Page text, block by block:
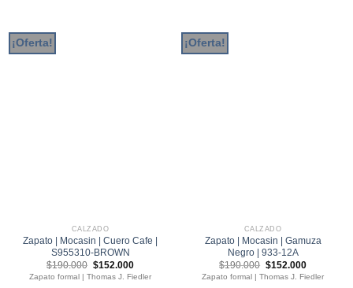
¡Oferta!
CALZADO
Zapato | Mocasin | Cuero Cafe |
S955310-BROWN
$190.000 El
precio
original
$152.000El
precio
actual
Zapato formal | Thomas J. Fiedler
¡Oferta!
CALZADO
Zapato | Mocasin | Gamuza
Negro | 933-12A
$190.000 El
precio
original
$152.000El
precio
actual
Zapato formal | Thomas J. Fiedler